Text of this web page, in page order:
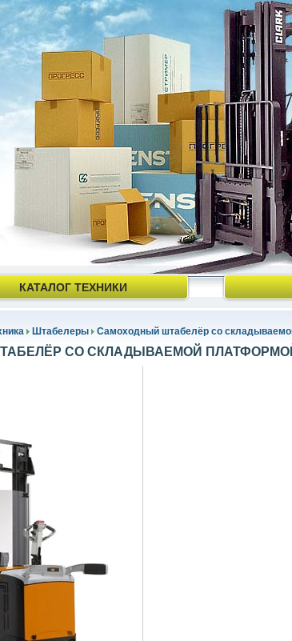
КАТАЛОГ ТЕХНИКИ
Штабелеры Самоходный штабелёр со
СО СКЛАДЫВАЕМОЙ